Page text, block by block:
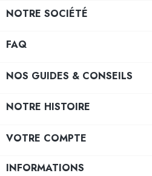
NOTRE SOCIÉTÉ
FAQ
NOS GUIDES & CONSEILS
NOTRE HISTOIRE
VOTRE COMPTE
INFORMATIONS